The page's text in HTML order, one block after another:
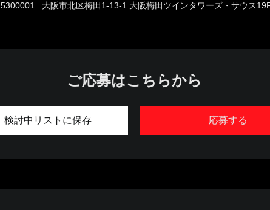
5300001 大阪市北区梅田1-13-1 大阪梅田ツインタワーズ・サウス
ご応募はこちらから
応募する
検討中リストに保存